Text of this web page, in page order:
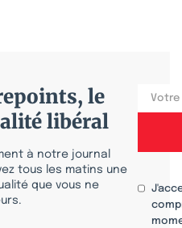
le
libéral
à notre journal
tous les matins une
que vous ne